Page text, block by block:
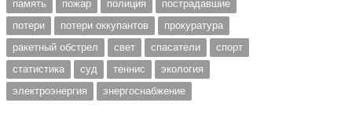
память
пожар полиция
пострадавшие
потери
потери оккупантов
прокуратура
ракетный обстрел
свет спасатели
спорт
статистика
суд теннис
экология
электроэнергия
энергоснабжение